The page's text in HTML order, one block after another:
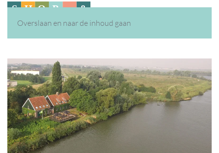
Overslaan en naar de inhoud gaan